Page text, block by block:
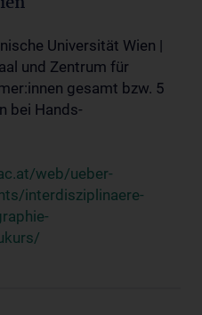
Universität Wien |
und Zentrum für
gesamt bzw. 5
bei Hands-
web/ueber-
interdisziplinaere-